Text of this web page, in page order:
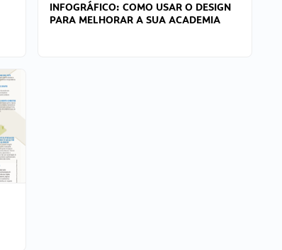
INFOGRÁFICO: COMO USAR O DESIGN
PARA MELHORAR A SUA ACADEMIA